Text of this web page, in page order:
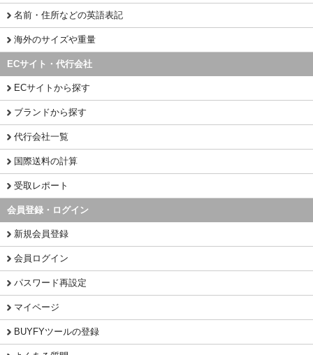
名前・住所などの英語表記
海外のサイズや重量
ECサイト・代行会社
ECサイトから探す
ブランドから探す
代行会社一覧
国際送料の計算
受取レポート
会員登録・ログイン
新規会員登録
会員ログイン
パスワード再設定
マイページ
BUYFYツールの登録